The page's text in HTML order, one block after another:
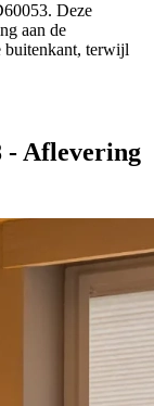
Deze
aan de
buitenkant, terwijl
- Aflevering